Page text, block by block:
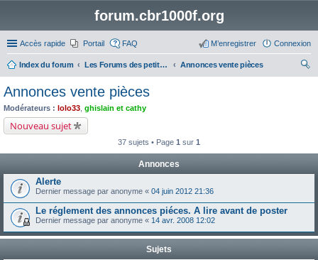
forum.cbr1000f.org
Accès rapide Portail FAQ Connexion
M’enregistrer
Index du forum Les Forums des petites annonces
Annonces vente pièces
Annonces vente pièces
Modérateurs : lolo33 ghislain et cathy
Nouveau sujet
37 sujets • Page 1 sur 1
Annonces
Alerte
Dernier message par anonyme « 04 juin 2012 21:36
Le réglement des annonces piéces. A lire avant de poster
Dernier message par anonyme « 14 avr. 2008 12:02
Sujets